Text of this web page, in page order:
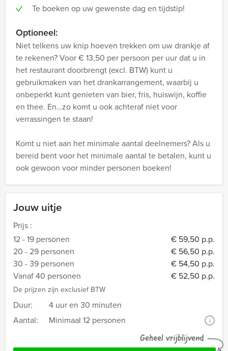
Jouw uitje
Prijs :
12 - 19 personen
€ 59,50 p.p.
20 - 29 personen
€ 56,50 p.p.
30 - 39 personen
€ 54,50 p.p.
Vanaf 40 personen
€ 52,50 p.p.
De prijzen zijn exclusief BTW
Duur:
4 uur en 30 minuten
Aantal:
Minimaal 12 personen i
Geheel vrijblijvend
Te boeken op uw gewenste dag en tijdstip!
Optioneel:
Niet telkens uw knip hoeven trekken om uw drankje af
te rekenen? Voor € 13,50 per persoon per uur dat u in
het restaurant doorbrengt (excl. BTW) kunt u
gebruikmaken van het drankarrangement, waarbij u
onbeperkt kunt genieten van bier, fris, huiswijn, koffie
en thee. En…zo komt u ook achteraf niet voor
verrassingen te staan!
Komt u niet aan het minimale aantal deelnemers? Als u
bereid bent voor het minimale aantal te betalen, kunt u
ook gewoon voor minder personen boeken!